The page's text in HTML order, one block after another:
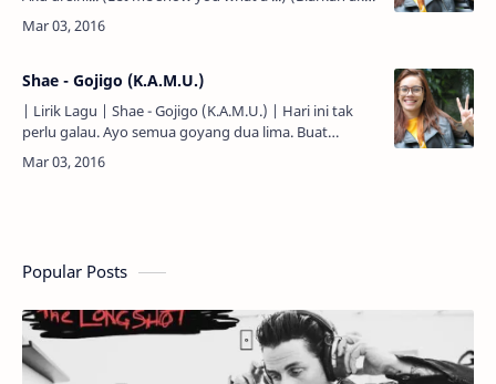
Shae - Gojigo (K.A.M.U.)
| Lirik Lagu | Shae - Gojigo (K.A.M.U.) | Hari ini tak
perlu galau. Ayo semua goyang dua lima. Buat
goyang yang kau sukai. Hati riang semua senang.
Hari ini …
Popular Posts